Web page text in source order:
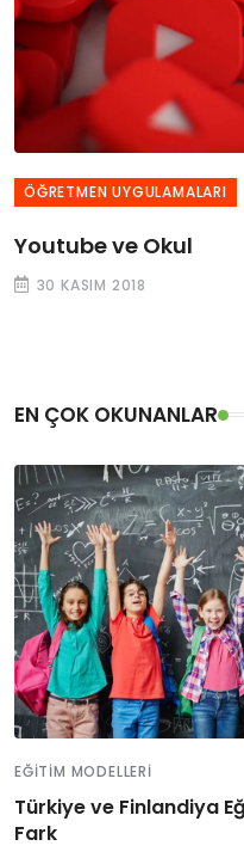
ÖĞRETMEN UYGULAMALARI
Youtube ve Okul
30 KASIM 2018
EN ÇOK OKUNANLAR
EĞITIM MODELLERI
Türkiye ve Finlandiya
Fark